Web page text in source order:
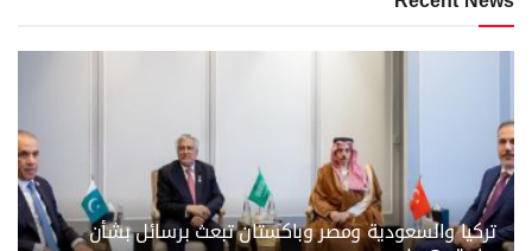
تركيا والسعودية ومصر وباكستان تبعث برسائل بشأن